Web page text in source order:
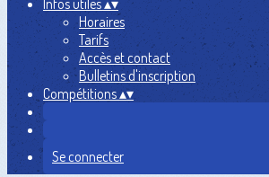
Infos utiles▴▾
Horaires
Tarifs
Accès et contact
Bulletins d'inscription
Compétitions▴▾
Se connecter